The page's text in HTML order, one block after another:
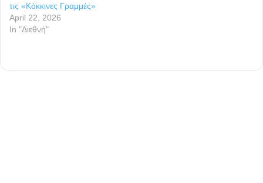
τις «Κόκκινες Γραμμές»
April 22, 2026
In "Διεθνή"